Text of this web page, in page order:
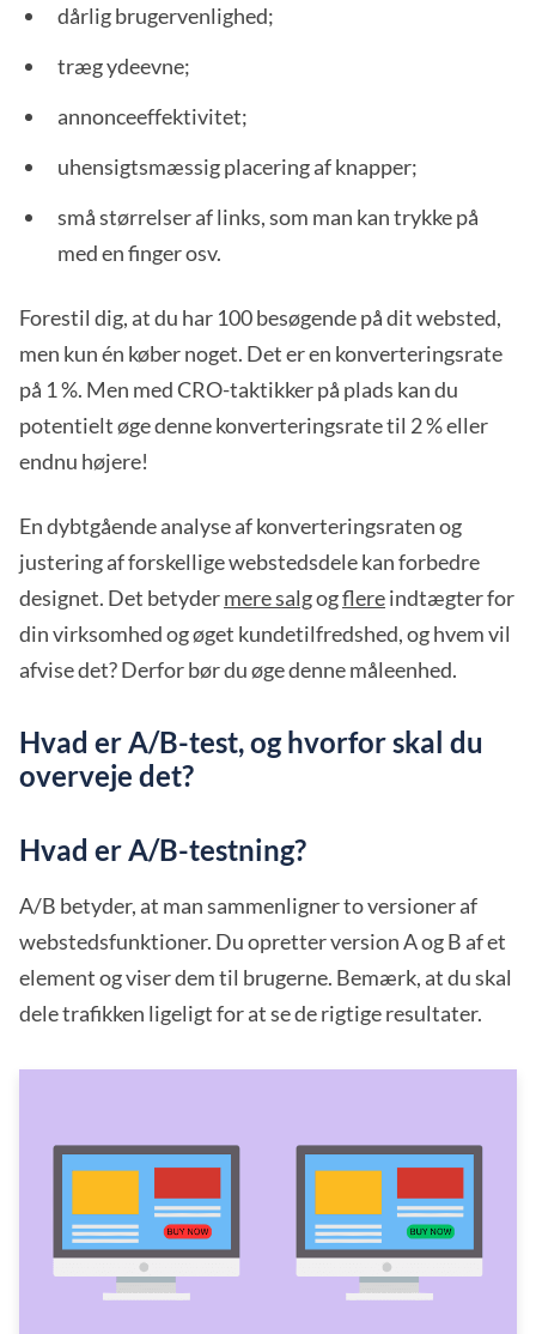
dårlig brugervenlighed;
træg ydeevne;
annonceeffektivitet;
uhensigtsmæssig placering af knapper;
små størrelser af links, som man kan trykke på
med en finger osv.
Forestil dig, at du har 100 besøgende på dit websted,
men kun én køber noget. Det er en konverteringsrate
på 1 %. Men med CRO-taktikker på plads kan du
potentielt øge denne konverteringsrate til 2 % eller
endnu højere!
En dybtgående analyse af konverteringsraten og
justering af forskellige webstedsdele kan forbedre
designet. Det betydermere salgogflereindtægter for
din virksomhed og øget kundetilfredshed, og hvem vil
afvise det? Derfor bør du øge denne måleenhed.
Hvad er A/B-test, og hvorfor skal du
overveje det?
Hvad er A/B-testning?
A/B betyder, at man sammenligner to versioner af
webstedsfunktioner. Du opretter version A og B af et
element og viser dem til brugerne. Bemærk, at du skal
dele trafikken ligeligt for at se de rigtige resultater.